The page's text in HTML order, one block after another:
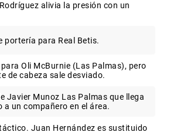
alivia la presión con un
portería para Real Betis.
Oli McBurnie (Las Palmas), pero
de cabeza sale desviado.
Javier Munoz Las Palmas que llega
a un compañero en el área.
Juan Hernández es sustituido